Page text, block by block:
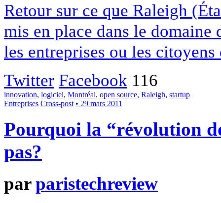
Retour sur ce que Raleigh
mis en place dans le domaine
les entreprises ou les
Twitter Facebook 116
innovation, logiciel, Montréal, open source, Raleigh, startup
Entreprises Cross-post • 29 mars 2011
Pourquoi la “révolution
pas?
parparistechreview